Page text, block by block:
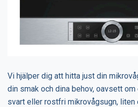
Vi hjälper dig att hitta just din
din smak och dina behov, oavsett
svart eller rostfri mikrovågsugn, liten